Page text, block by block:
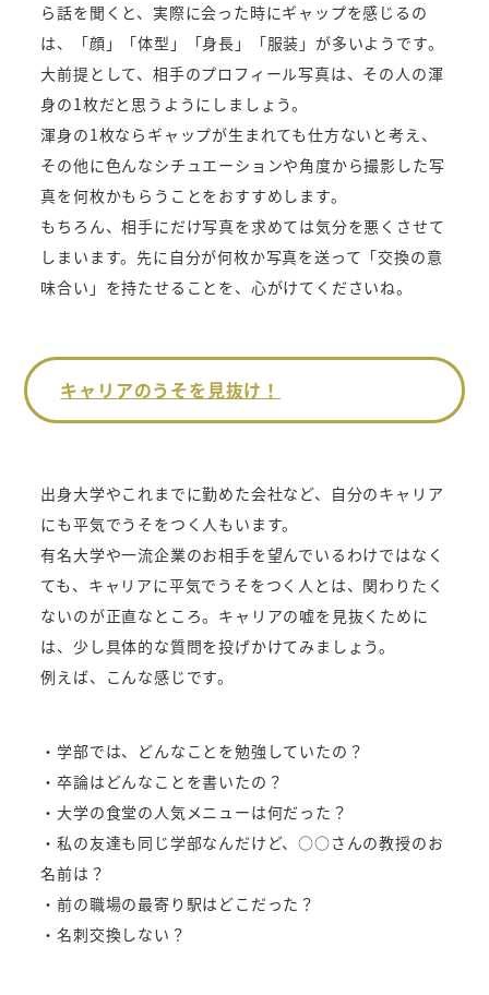
ら話を聞くと、実際に会った時にギャップを感じるの
は、「顔」「体型」「身長」「服装」が多いようです。
大前提として、相手のプロフィール写真は、その人の渾
身の1枚だと思うようにしましょう。
渾身の1枚ならギャップが生まれても仕方ないと考え、
その他に色んなシチュエーションや角度から撮影した写
真を何枚かもらうことをおすすめします。
もちろん、相手にだけ写真を求めては気分を悪くさせて
しまいます。先に自分が何枚か写真を送って「交換の意
味合い」を持たせることを、心がけてくださいね。
キャリアのうそを見抜け！
出身大学やこれまでに勤めた会社など、自分のキャリア
にも平気でうそをつく人もいます。
有名大学や一流企業のお相手を望んでいるわけではなく
ても、キャリアに平気でうそをつく人とは、関わりたく
ないのが正直なところ。キャリアの嘘を見抜くために
は、少し具体的な質問を投げかけてみましょう。
例えば、こんな感じです。
・学部では、どんなことを勉強していたの？
・卒論はどんなことを書いたの？
・大学の食堂の人気メニューは何だった？
・私の友達も同じ学部なんだけど、○○さんの教授のお
名前は？
・前の職場の最寄り駅はどこだった？
・名刺交換しない？